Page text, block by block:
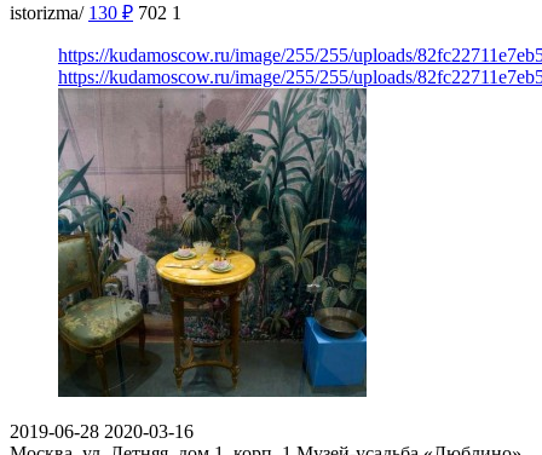
istorizma/ 130 ₽ 702 1
https://kudamoscow.ru/image/255/255/uploads/
https://kudamoscow.ru/image/255/255/uploads/
2019-06-28 2020-03-16